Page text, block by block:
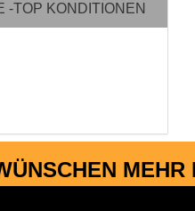
-TOP KONDITIONEN